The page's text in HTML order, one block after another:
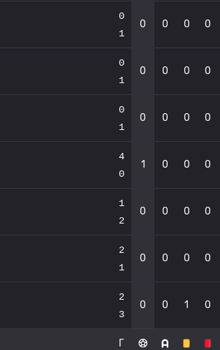
0
1
0 0 0 0
0
1
0 0 0 0
0
1
0 0 0 0
4
0
1 0 0 0
1
2
0 0 0 0
2
1
0 0 0 0
2
3
0 0 1 0
Г